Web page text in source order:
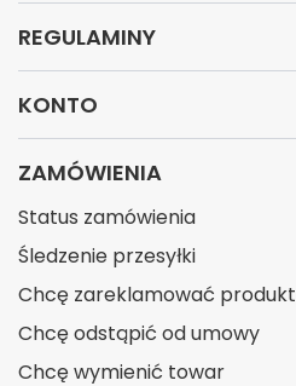
REGULAMINY
KONTO
ZAMÓWIENIA
Status zamówienia
Śledzenie przesyłki
Chcę zareklamować produkt
Chcę odstąpić od umowy
Chcę wymienić towar